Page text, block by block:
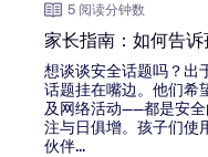
5 阅读分钟数
家长指南：如何告
想谈谈安全话题吗？出
话题挂在嘴边。他们希
及网络活动——都是安
注与日俱增。孩子们使
伙伴...